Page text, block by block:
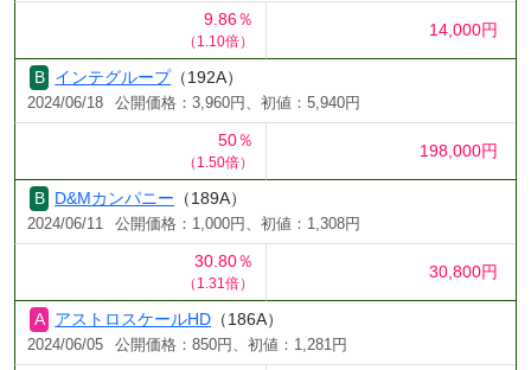
9.86％
（1.10倍）
14,000円
インテグループ（192A）
2024/06/18 公開価格：3,960円、初値：5,940円
50％
（1.50倍）
198,000円
D&Mカンパニー （189A）
2024/06/11 公開価格：1,000円、初値：1,308円
30.80％
（1.31倍）
30,800円
アストロスケールHD （186A）
2024/06/05 公開価格：850円、初値：1,281円